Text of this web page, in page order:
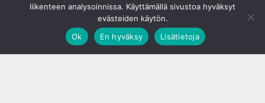
liikenteen analysoinnissa. Käyttämällä sivustoa hyväksyt
evästeiden käytön.
Ok
En hyväksy Lisätietoja